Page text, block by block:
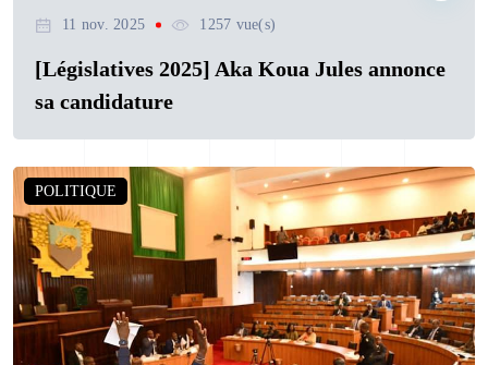
11 nov. 2025 1257 vue(s)
[Législatives 2025] Aka Koua Jules annonce
sa candidature
POLITIQUE